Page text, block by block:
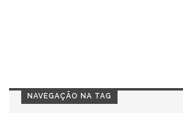
NAVEGAÇÃO NA TAG